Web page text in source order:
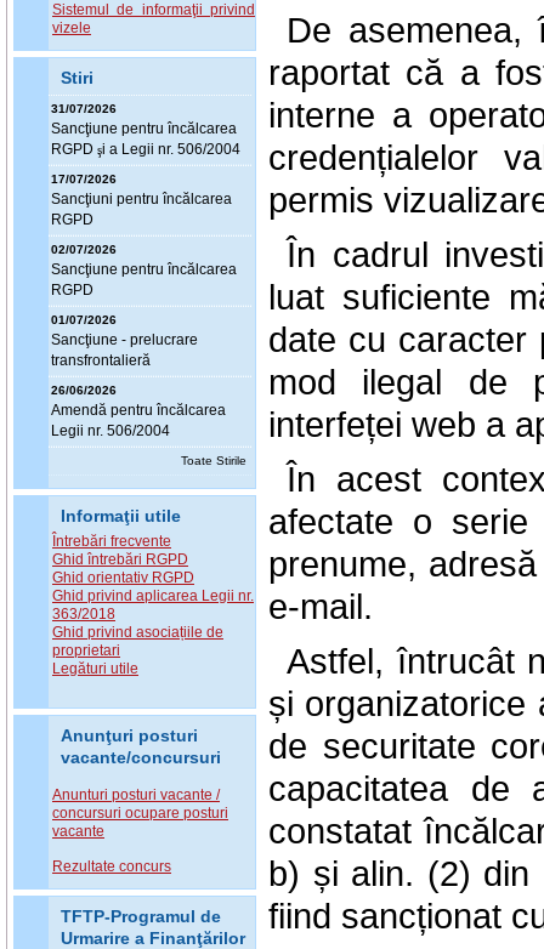
Sistemul de informaţii privind
vizele
Stiri
31/07/2026
Sancţiune pentru încălcarea
RGPD şi a Legii nr. 506/2004
17/07/2026
Sancţiuni pentru încălcarea
RGPD
02/07/2026
Sancţiune pentru încălcarea
RGPD
01/07/2026
Sancţiune - prelucrare
transfrontalieră
26/06/2026
Amendă pentru încălcarea
Legii nr. 506/2004
Toate Stirile
Informaţii utile
Întrebări frecvente
Ghid întrebări RGPD
Ghid orientativ RGPD
Ghid privind aplicarea Legii nr.
363/2018
Ghid privind asociațiile de
proprietari
Legături utile
Anunţuri posturi
vacante/concursuri
Anunturi posturi vacante /
concursuri ocupare posturi
vacante
Rezultate concurs
TFTP-Programul de
Urmarire a Finanţărilor
De asemenea,
raportat că a
interne a
credențialelor
permis
În cadrul
luat suficiente
date cu caracter
mod ilegal de
interfeței web a
În acest
afectate o
prenume,
e-mail.
Astfel, întrucât
și organizatorice
de securitate
capacitatea de
constatat
b) și alin. (2) din
fiind sancționat